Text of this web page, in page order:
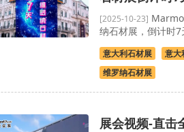
[2025-10-23]
纳石材展，倒计时7
意大利石材展
意大
维罗纳石材展
展会视频-直击